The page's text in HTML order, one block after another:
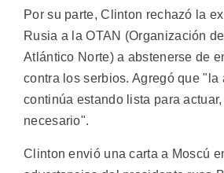
Por su parte, Clinton rechazó la
Rusia a la OTAN (Organización
Atlántico Norte) a abstenerse de
contra los serbios. Agregó que "la
continúa estando lista para
necesario".
Clinton envió una carta a Moscú